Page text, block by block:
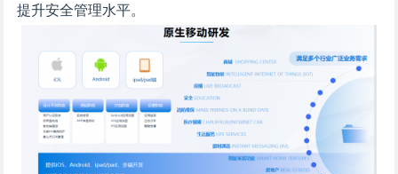
提升安全管理水平。